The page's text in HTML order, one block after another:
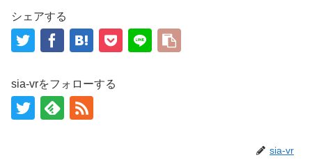
シェアする
sia-vrをフォローする
sia-vr